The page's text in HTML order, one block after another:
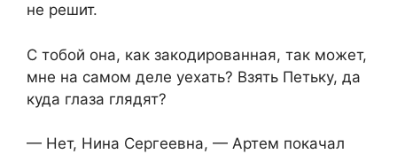
не решит.
С тобой она, как закодированная, так может,
мне на самом деле уехать? Взять Петьку, да
куда глаза глядят?
— Нет, Нина Сергеевна, — Артем покачал